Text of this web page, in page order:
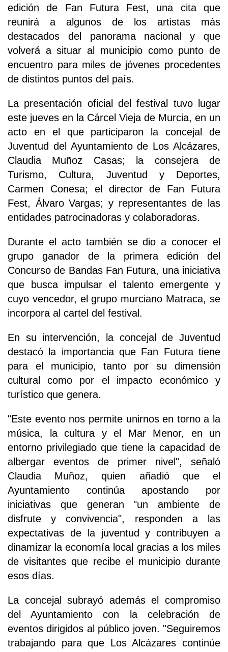
edición de Fan Futura Fest, una cita que
reunirá a algunos de los artistas más
destacados del panorama nacional y que
volverá a situar al municipio como punto de
encuentro para miles de jóvenes procedentes
de distintos puntos del país.
La presentación oficial del festival tuvo lugar
este jueves en la Cárcel Vieja de Murcia, en un
acto en el que participaron la concejal de
Juventud del Ayuntamiento de Los Alcázares,
Claudia Muñoz Casas; la consejera de
Turismo, Cultura, Juventud y Deportes,
Carmen Conesa; el director de Fan Futura
Fest, Álvaro Vargas; y representantes de las
entidades patrocinadoras y colaboradoras.
Durante el acto también se dio a conocer el
grupo ganador de la primera edición del
Concurso de Bandas Fan Futura, una iniciativa
que busca impulsar el talento emergente y
cuyo vencedor, el grupo murciano Matraca, se
incorpora al cartel del festival.
En su intervención, la concejal de Juventud
destacó la importancia que Fan Futura tiene
para el municipio, tanto por su dimensión
cultural como por el impacto económico y
turístico que genera.
"Este evento nos permite unirnos en torno a la
música, la cultura y el Mar Menor, en un
entorno privilegiado que tiene la capacidad de
albergar eventos de primer nivel", señaló
Claudia Muñoz, quien añadió que el
Ayuntamiento continúa apostando por
iniciativas que generan "un ambiente de
disfrute y convivencia", responden a las
expectativas de la juventud y contribuyen a
dinamizar la economía local gracias a los miles
de visitantes que recibe el municipio durante
esos días.
La concejal subrayó además el compromiso
del Ayuntamiento con la celebración de
eventos dirigidos al público joven. "Seguiremos
trabajando para que Los Alcázares continúe